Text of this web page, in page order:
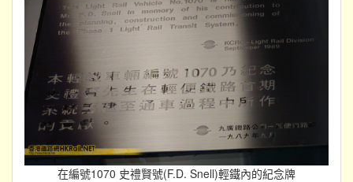
在編號1070 史禮賢號(F.D. Snell)輕鐵內的紀念牌